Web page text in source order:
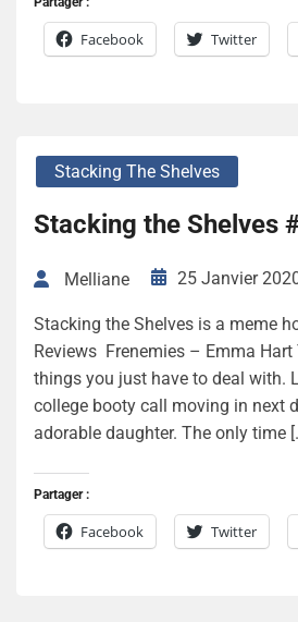
Facebook Twitter
Stacking The Shelves
Stacking the Shelves
Melliane 25 Janvier
Stacking the Shelves is a meme
Reviews Frenemies – Emma Hart
things you just have to deal with.
college booty call moving in next
adorable daughter. The only time
Partager :
Facebook Twitter